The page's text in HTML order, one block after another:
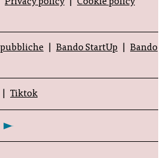
pubbliche Bando StartUp
Bando
Tiktok